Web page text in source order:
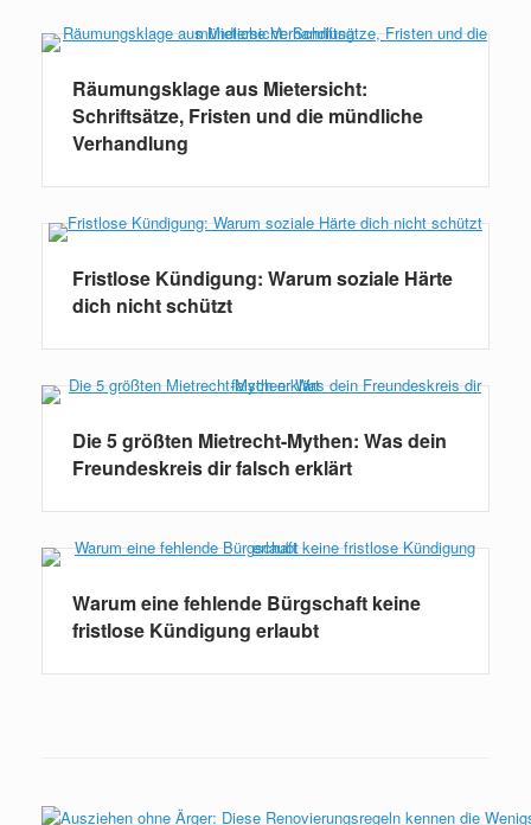
Räumungsklage aus Mietersicht:
Schriftsätze, Fristen und die mündliche
Verhandlung
Fristlose Kündigung: Warum soziale Härte
dich nicht schützt
Die 5 größten Mietrecht-Mythen: Was dein
Freundeskreis dir falsch erklärt
Warum eine fehlende Bürgschaft keine
fristlose Kündigung erlaubt